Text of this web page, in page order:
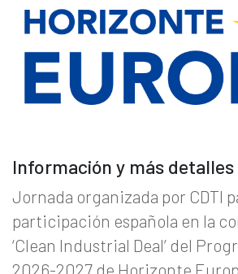
Información y más detalles
Jornada organizada por CDTI
participación española en la
‘Clean Industrial Deal’ del
2026-2027 de Horizonte